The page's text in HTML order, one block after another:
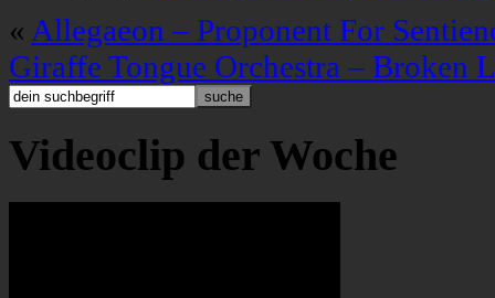
« Allegaeon – Proponent For
Giraffe Tongue Orchestra – Broken
Videoclip der Woche